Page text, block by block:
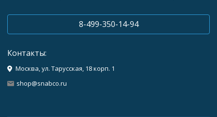
8-499-350-14-94
Контакты:
Москва, ул. Тарусская, 18 корп. 1
shop@snabco.ru